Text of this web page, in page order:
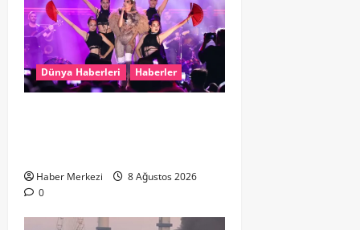
Dünya Haberleri Haberler
Haber Merkezi
8 Ağustos 2026
0